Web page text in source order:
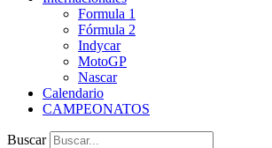
Formula 1
Fórmula 2
Indycar
MotoGP
Nascar
Calendario
CAMPEONATOS
Buscar